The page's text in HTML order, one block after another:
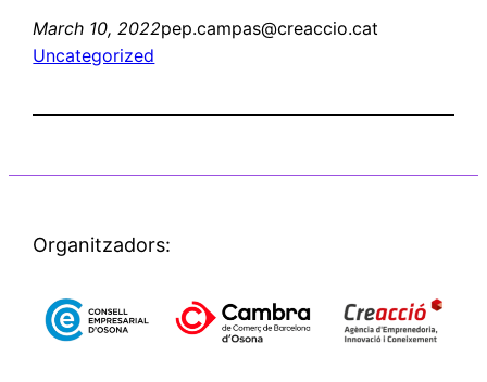
March 10, 2022pep.campas@creaccio.cat
Uncategorized
Organitzadors: